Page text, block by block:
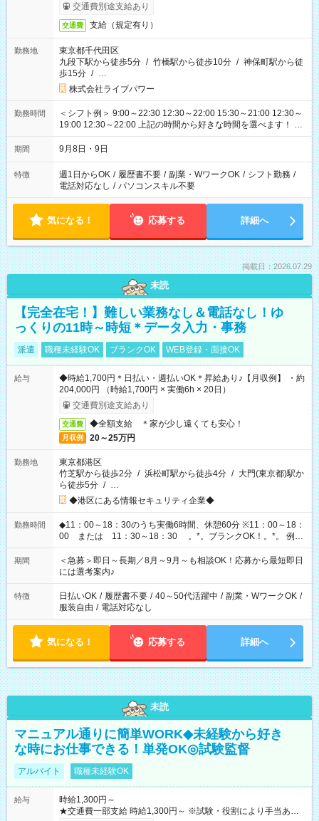
交通費別途支給あり
交通費 支給（規定有り）
勤務地
東京都千代田区
九段下駅から徒歩5分 / 竹橋駅から徒歩10分 / 神保町駅から徒
歩15分 / …
株式会社ライブパワー
勤務時間
＜シフト例＞ 9:00～22:30 12:30～22:00 15:30～21:00 12:30～
19:00 12:30～22:00 上記の時間から好きな時間を選べます！ ※
時間は変更となる可能性があります
期間 9月8日・9日
特徴 週1日からOK / 履歴書不要 / 副業・WワークOK / シフト勤務 /
電話対応なし / パソコンスキル不要
気になる！ 応募する 詳細へ
掲載日：2026.07.29
未読
【完全在宅！】難しい業務なし＆電話なし！ゆ
っくりの11時～時短＊データ入力・事務
派遣 職種未経験OK ブランクOK WEB登録・面接OK
給与
◆時給1,700円＊日払い・週払いOK＊昇給あり♪【月収例】 ・約
204,000円 （時給1,700円 × 実働6h × 20日）
交通費別途支給あり
交通費 ◆全額支給 ＊家が少し遠くても安心！
月収例 20～25万円
勤務地
東京都港区
竹芝駅から徒歩2分 / 浜松町駅から徒歩4分 / 大門(東京都)駅か
ら徒歩5分 / …
◆港区にある情報セキュリティ企業◆
勤務時間
◆11：00～18：30のうち実働6時間、休憩60分 ※11：00～18：
00 または 11：30～18：30 。*。ブランクOK！。*。 例え
ば前職が、 在宅/財団法人/事務/コールセンター/受付/販売/カフェ
スタッフ スイーツ販売/ホテルフロント/化粧品販売/など 様々な
業界から入社して活躍されています♪
期間
＜急募＞即日～長期／8月～9月～も相談OK！応募から最短即日
には選考案内♪
特徴 日払いOK / 履歴書不要 / 40～50代活躍中 / 副業・WワークOK /
服装自由 / 電話対応なし
気になる！ 応募する 詳細へ
未読
マニュアル通りに簡単WORK◆未経験から好き
な時にお仕事できる！単発OK◎試験監督
アルバイト 職種未経験OK
給与
時給1,300円～
★交通費一部支給 時給1,300円～ ※試験・役割により手当あり